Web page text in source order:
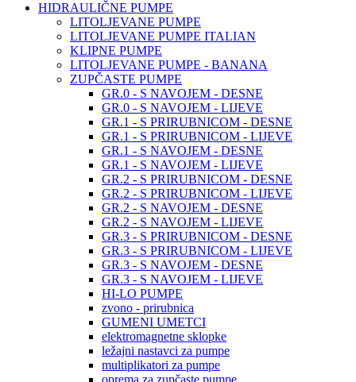
HIDRAULIČNE PUMPE
LITOLJEVANE PUMPE
LITOLJEVANE PUMPE ITALIAN
KLIPNE PUMPE
LITOLJEVANE PUMPE - BANANA
ZUPČASTE PUMPE
GR.0 - S NAVOJEM - DESNE
GR.0 - S NAVOJEM - LIJEVE
GR.1 - S PRIRUBNICOM - DESNE
GR.1 - S PRIRUBNICOM - LIJEVE
GR.1 - S NAVOJEM - DESNE
GR.1 - S NAVOJEM - LIJEVE
GR.2 - S PRIRUBNICOM - DESNE
GR.2 - S PRIRUBNICOM - LIJEVE
GR.2 - S NAVOJEM - DESNE
GR.2 - S NAVOJEM - LIJEVE
GR.3 - S PRIRUBNICOM - DESNE
GR.3 - S PRIRUBNICOM - LIJEVE
GR.3 - S NAVOJEM - DESNE
GR.3 - S NAVOJEM - LIJEVE
HI-LO PUMPE
zvono - prirubnica
GUMENI UMETCI
elektromagnetne sklopke
ležajni nastavci za pumpe
multiplikatori za pumpe
oprema za zupčaste pumpe